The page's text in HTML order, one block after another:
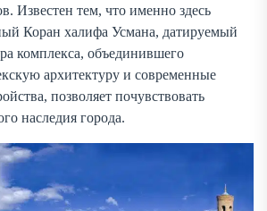
Известен тем, что именно здесь
Коран халифа Усмана, датируемый
комплекса, объединившего
архитектуру и современные
позволяет почувствовать
наследия города.